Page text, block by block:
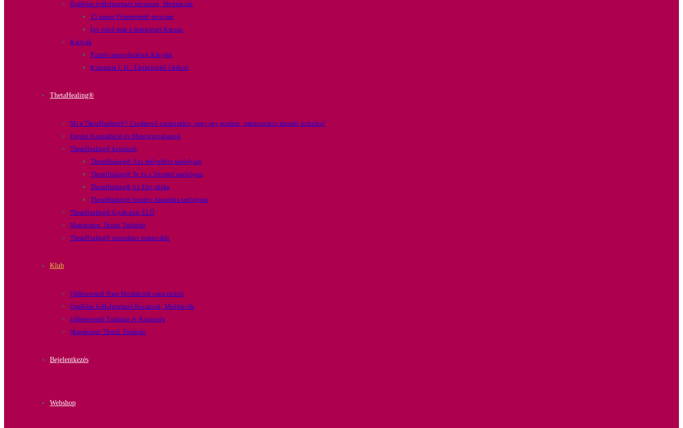
Önállóan feldolgozható kurzusok, Meditációk
15 napos Pénzteremtő program
Így értsd meg a betegséget Kurzus
Kártyák
Pozitív megerősítések Kártyák
Kompátia I. II.: Életkerekítő Játékok
ThetaHealing®
Mi a ThetaHealing®? Csodatevő varázspálca, vagy egy modern, tudatosságra alapuló technika?
Egyéni Konzultáció és Mentorprogramok
ThetaHealing® képzések
ThetaHealing® Áss mélyebbre tanfolyam
ThetaHealing® Te és a Teremtő tanfolyam
ThetaHealing® Az Élet játéka
ThetaHealing® Intuitív Anatómia tanfolyam
ThetaHealing® Gyakorlás ÉLŐ
Magabiztos Thetás Tudástár
ThetaHealing® instruktor mentorálás
Klub
Jóllétteremtő Napi Meditációk regisztráció
Önállóan feldolgozható Kurzusok, Meditációk
Jóllétteremtő Tudástár és Közösség
Magabiztos Thetás Tudástár
Bejelentkezés
Webshop